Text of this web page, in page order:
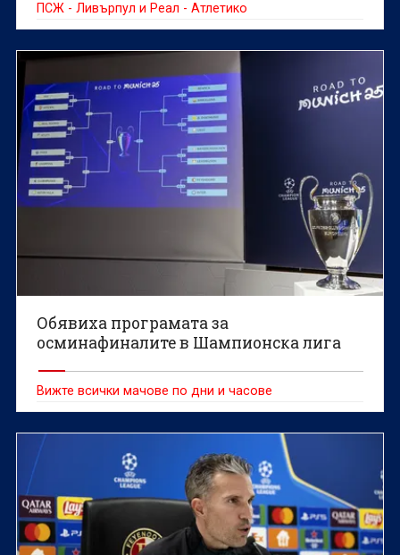
ПСЖ - Ливърпул и Реал - Атлетико
Обявиха програмата за
осминафиналите в Шампионска лига
Вижте всички мачове по дни и часове